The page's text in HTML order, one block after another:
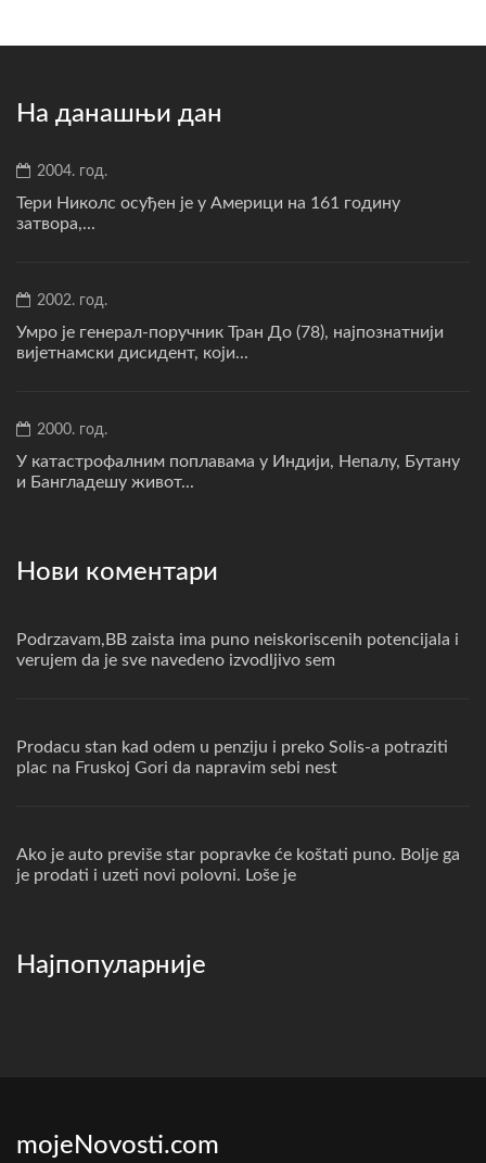
На данашњи дан
2004. год.
Тери Николс осуђен је у Америци на 161 годину
затвора,...
2002. год.
Умро је генерал-поручник Тран До (78), најпознатнији
вијетнамски дисидент, који...
2000. год.
У катастрофалним поплавама у Индији, Непалу, Бутану
и Бангладешу живот...
Нови коментари
Podrzavam,BB zaista ima puno neiskoriscenih potencijala i
verujem da je sve navedeno izvodljivo sem
Prodacu stan kad odem u penziju i preko Solis-a potraziti
plac na Fruskoj Gori da napravim sebi nest
Ako je auto previše star popravke će koštati puno. Bolje ga
je prodati i uzeti novi polovni. Loše je
Најпопуларније
mojeNovosti.com